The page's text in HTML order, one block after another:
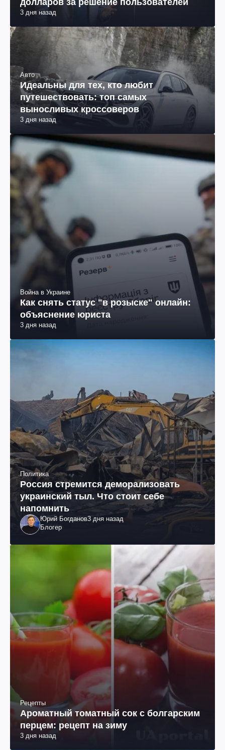
долларов за решение пользователей
3 дня назад
Авто
Идеальны для тех, кто любит
путешествовать: топ самых
выносливых кроссоверов
3 дня назад
Война в Украине
Как снять статус "в розыске" онлайн:
объяснение юриста
3 дня назад
Политика
Россия стремится деморализовать
украинский тыл. Что стоит себе
напомнить
Юрий Богданов3 дня назад
Блогер
Рецепты
Ароматный томатный сок с болгарским
перцем: рецепт на зиму
3 дня назад